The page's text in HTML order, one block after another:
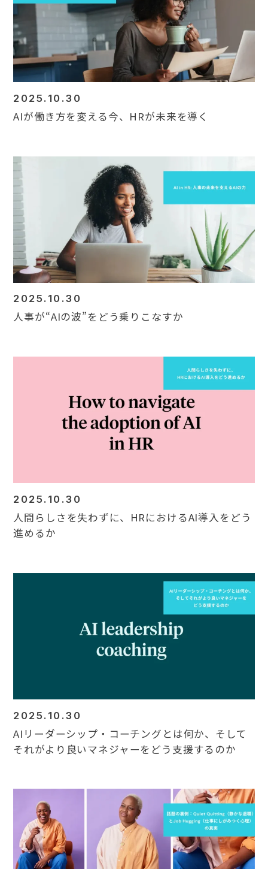
Contact
2025.10.30
AIが働き方を変える今、HRが未来を導く
2025.10.30
人事が“AIの波”をどう乗りこなすか
2025.10.30
人間らしさを失わずに、HRにおけるAI導入をどう
進めるか
2025.10.30
AIリーダーシップ・コーチングとは何か、そして
それがより良いマネジャーをどう支援するのか